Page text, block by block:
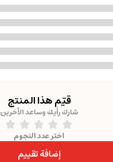
قيّم هذا المنتج
شارك رأيك وساعد الآخرين
اختر عدد النجوم
إضافة تقييم